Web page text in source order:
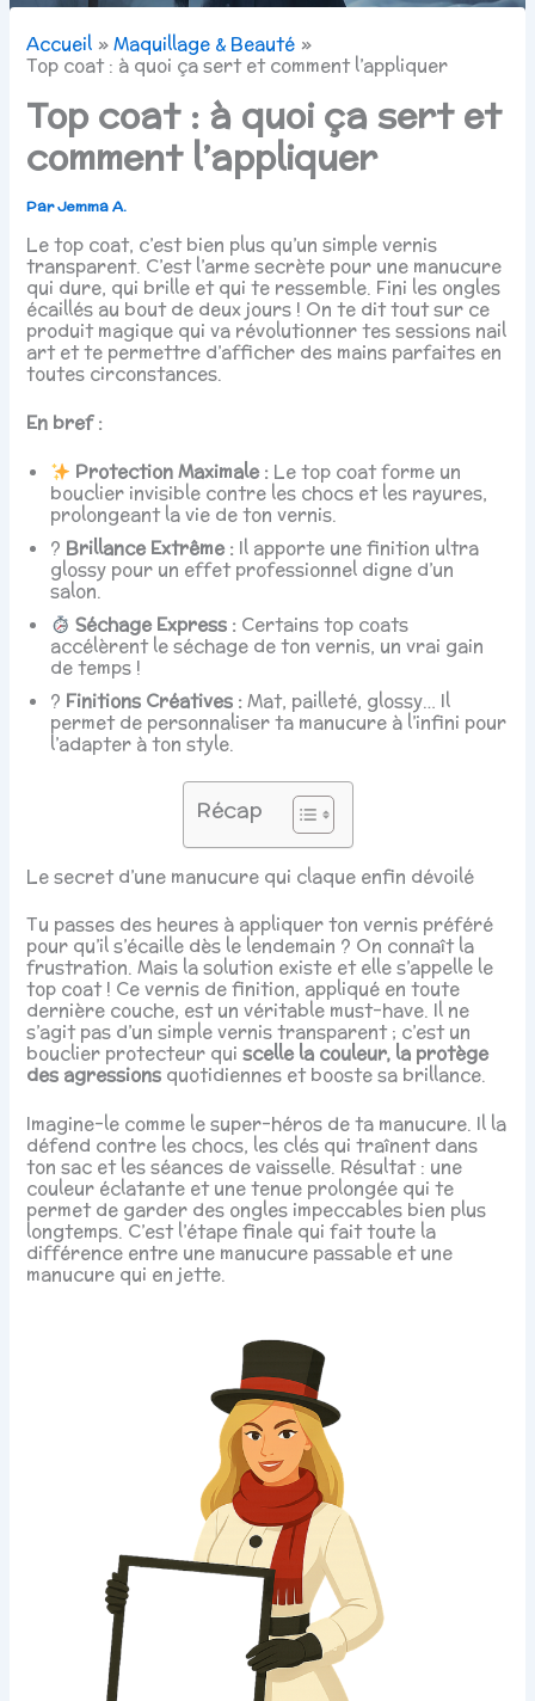
Accueil
Maquillage & Beauté
Top coat : à quoi ça sert et comment l’appliquer
Top coat : à quoi ça sert et
comment l’appliquer
ParJemma A.
Le top coat, c’est bien plus qu’un simple vernis
transparent. C’est l’arme secrète pour une manucure
qui dure, qui brille et qui te ressemble. Fini les ongles
écaillés au bout de deux jours ! On te dit tout sur ce
produit magique qui va révolutionner tes sessions nail
art et te permettre d’afficher des mains parfaites en
toutes circonstances.
En bref :
Protection Maximale : Le top coat forme un
bouclier invisible contre les chocs et les rayures,
prolongeant la vie de ton vernis.
? Brillance Extrême : Il apporte une finition ultra
glossy pour un effet professionnel digne d’un
salon.
Séchage Express : Certains top coats
accélèrent le séchage de ton vernis, un vrai gain
de temps !
? Finitions Créatives :Mat, pailleté, glossy… Il
permet de personnaliser ta manucure à l’infini pour
l’adapter à ton style.
Récap
Le secret d’une manucure qui claque enfin dévoilé
Tu passes des heures à appliquer ton vernis préféré
pour qu’il s’écaille dès le lendemain ? On connaît la
frustration. Mais la solution existe et elle s’appelle le
top coat ! Ce vernis de finition, appliqué en toute
dernière couche, est un véritable must-have. Il ne
s’agit pas d’un simple vernis transparent ; c’est un
bouclier protecteur quiscelle la couleur, la protège
des agressions quotidiennes et booste sa brillance.
Imagine-le comme le super-héros de ta manucure. Il la
défend contre les chocs, les clés qui traînent dans
ton sac et les séances de vaisselle. Résultat : une
couleur éclatante et une tenue prolongée qui te
permet de garder des ongles impeccables bien plus
longtemps. C’est l’étape finale qui fait toute la
différence entre une manucure passable et une
manucure qui en jette.